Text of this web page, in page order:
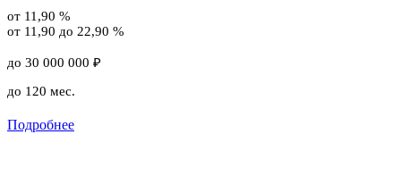
от 11,90 %
от 11,90 до 22,90 %
до 30 000 000 ₽
до 120 мес.
Подробнее